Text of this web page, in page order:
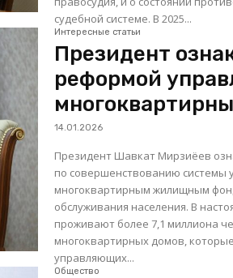
судебной системе. В 2025...
Интересные статьи
Президент
реформой
14.01.2026
Президент Шавкат Мирзиёев
по совершенствованию системы
многоквартирным жилищным
обслуживания населения. В настоящее время в Узбекистане
проживают более 7,1 миллиона
многоквартирных домов,
управляющих...
Общество